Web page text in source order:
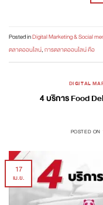
Posted inDigital Marketing & Social
ตลาดออนไลน์,การตลาดออนไลน์ คือ
DIGITAL
4 บริการ Food
POSTED ON
17
เม.ย.